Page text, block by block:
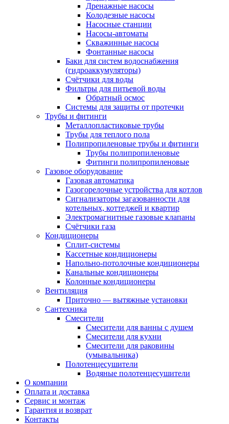
Дренажные насосы
Колодезные насосы
Насосные станции
Насосы-автоматы
Скважинные насосы
Фонтанные насосы
Баки для систем водоснабжения
(гидроаккумуляторы)
Счётчики для воды
Фильтры для питьевой воды
Обратный осмос
Системы для защиты от протечки
Трубы и фитинги
Металлопластиковые трубы
Трубы для теплого пола
Полипропиленовые трубы и фитинги
Трубы полипропиленовые
Фитинги полипропиленовые
Газовое оборудование
Газовая автоматика
Газогорелочные устройства для котлов
Сигнализаторы загазованности для
котельных, коттеджей и квартир
Электромагнитные газовые клапаны
Счётчики газа
Кондиционеры
Сплит-системы
Кассетные кондиционеры
Напольно-потолочные кондиционеры
Канальные кондиционеры
Колонные кондиционеры
Вентиляция
Приточно — вытяжные установки
Сантехника
Смесители
Смесители для ванны с душем
Смесители для кухни
Смесители для раковины
(умывальника)
Полотенцесушители
Водяные полотенцесушители
О компании
Оплата и доставка
Сервис и монтаж
Гарантия и возврат
Контакты